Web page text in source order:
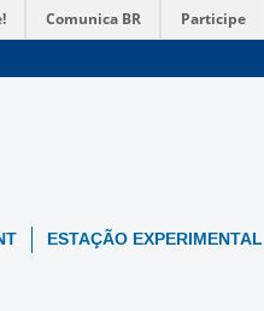
Comunica BR Participe
ESTAÇÃO EXPERIMENTAL